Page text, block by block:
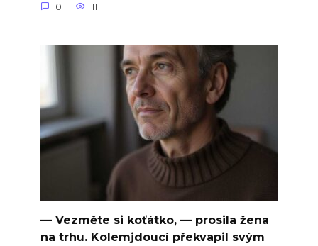
0 11
— Vezměte si koťátko, — prosila žena
na trhu. Kolemjdoucí překvapil svým